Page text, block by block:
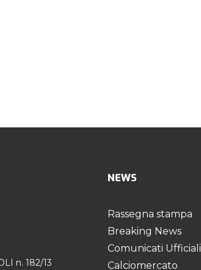
n. 182/13
NEWS
Rassegna stampa
Breaking News
Comunicati Ufficiali
Calciomercato